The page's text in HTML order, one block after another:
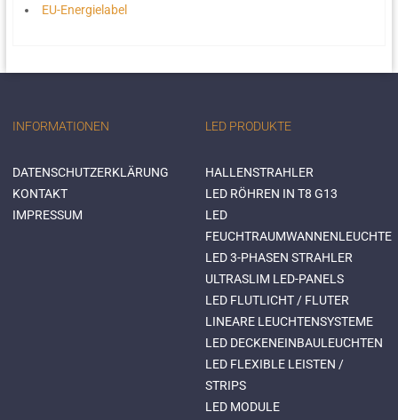
EU-Energielabel
INFORMATIONEN
DATENSCHUTZERKLÄRUNG
KONTAKT
IMPRESSUM
LED PRODUKTE
HALLENSTRAHLER
LED RÖHREN IN T8 G13
LED
FEUCHTRAUMWANNENLEUCHTE
LED 3-PHASEN STRAHLER
ULTRASLIM LED-PANELS
LED FLUTLICHT / FLUTER
LINEARE LEUCHTENSYSTEME
LED DECKENEINBAULEUCHTEN
LED FLEXIBLE LEISTEN /
STRIPS
LED MODULE